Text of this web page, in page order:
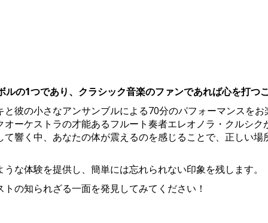
の1つであり、クラシック音楽のファンであれば心を打
彼の小さなアンサンブルによる70分のパフォーマンスを
ーケストラの才能あるフルート奏者エレオノラ・クルシ
響く中、あなたの体が震えるのを感じることで、正しい
な体験を提供し、簡単には忘れられない印象を残します。
の知られざる一面を発見してみてください！